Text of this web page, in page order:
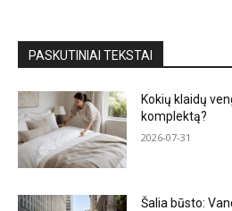
PASKUTINIAI TEKSTAI
Kokių klaidų
komplektą?
2026-07-31
Šalia būsto: